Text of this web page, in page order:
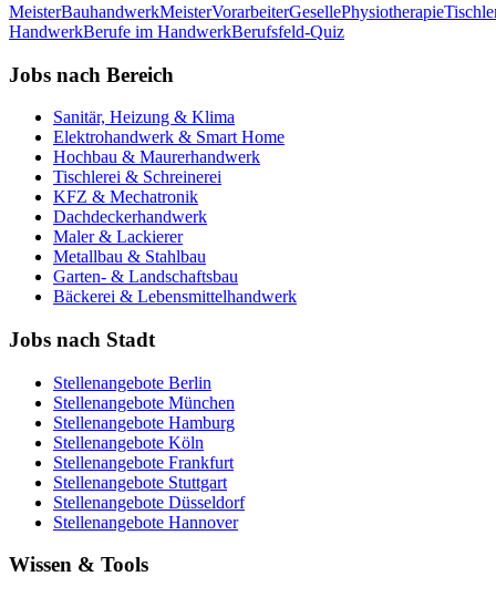
MeisterBauhandwerkMeisterVorarbeiterGesellePhysiotherapie
HandwerkBerufe im HandwerkBerufsfeld-Quiz
Jobs nach Bereich
Sanitär, Heizung & Klima
Elektrohandwerk & Smart Home
Hochbau & Maurerhandwerk
Tischlerei & Schreinerei
KFZ & Mechatronik
Dachdeckerhandwerk
Maler & Lackierer
Metallbau & Stahlbau
Garten- & Landschaftsbau
Bäckerei & Lebensmittelhandwerk
Jobs nach Stadt
Stellenangebote Berlin
Stellenangebote München
Stellenangebote Hamburg
Stellenangebote Köln
Stellenangebote Frankfurt
Stellenangebote Stuttgart
Stellenangebote Düsseldorf
Stellenangebote Hannover
Wissen & Tools